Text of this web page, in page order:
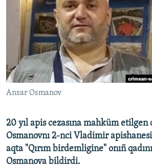
FİKİR
Русский
Українською
QOŞULIÑIZ!
RFE/RS bütün saytları
Ansar Osmanov
20 yıl apis cezasına mahküm etilgen
Osmanovnı 2-nci Vladimir
aqta "Qırım birdemligine" onıñ
Osmanova bildirdi.